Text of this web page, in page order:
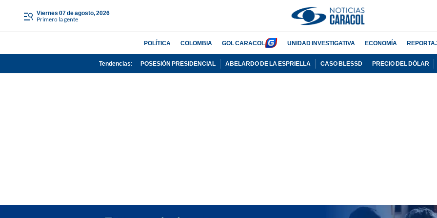
viernes 07 de agosto, 2026
Primero la gente
POLÍTICA COLOMBIA GOL CARACOL UNIDAD INVESTIGATIVA ECONOMÍA
Tendencias: POSESIÓN PRESIDENCIAL ABELARDO DE LA ESPRIELLA CASO BLESSD PRECIO DEL DÓLAR